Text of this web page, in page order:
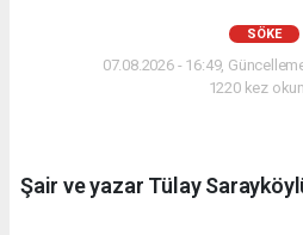
SÖKE
07.08.2026 - 16:49,
1220 kez
Şair ve yazar Tülay